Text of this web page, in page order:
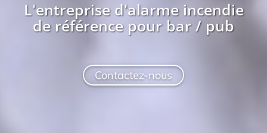
L'entreprise d'alarme incendie
de référence pour bar / pub
Contactez-nous